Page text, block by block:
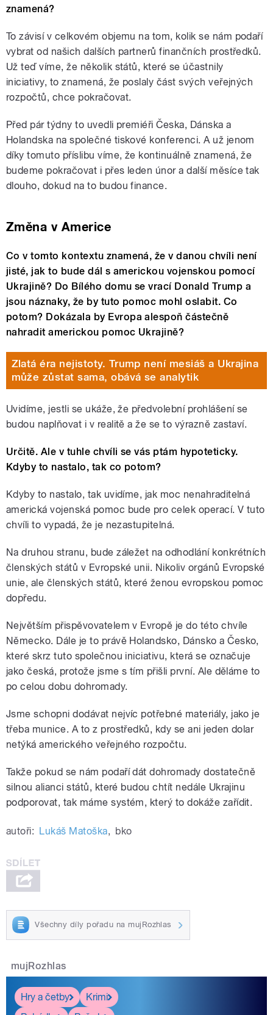
znamená?
To závisí v celkovém objemu na tom, kolik se nám podaří
vybrat od našich dalších partnerů finančních prostředků.
Už teď víme, že několik států, které se účastnily
iniciativy, to znamená, že poslaly část svých veřejných
rozpočtů, chce pokračovat.
Před pár týdny to uvedli premiéři Česka, Dánska a
Holandska na společné tiskové konferenci. A už jenom
díky tomuto příslibu víme, že kontinuálně znamená, že
budeme pokračovat i přes leden únor a další měsíce tak
dlouho, dokud na to budou finance.
Změna v Americe
Co v tomto kontextu znamená, že v danou chvíli není
jisté, jak to bude dál s americkou vojenskou pomocí
Ukrajině? Do Bílého domu se vrací Donald Trump a
jsou náznaky, že by tuto pomoc mohl oslabit. Co
potom? Dokázala by Evropa alespoň částečně
nahradit americkou pomoc Ukrajině?
Zlatá éra nejistoty. Trump není mesiáš a Ukrajina
může zůstat sama, obává se analytik
Uvidíme, jestli se ukáže, že předvolební prohlášení se
budou naplňovat i v realitě a že se to výrazně zastaví.
Určitě. Ale v tuhle chvíli se vás ptám hypoteticky.
Kdyby to nastalo, tak co potom?
Kdyby to nastalo, tak uvidíme, jak moc nenahraditelná
americká vojenská pomoc bude pro celek operací. V tuto
chvíli to vypadá, že je nezastupitelná.
Na druhou stranu, bude záležet na odhodlání konkrétních
členských států v Evropské unii. Nikoliv orgánů Evropské
unie, ale členských států, které ženou evropskou pomoc
dopředu.
Největším přispěvovatelem v Evropě je do této chvíle
Německo. Dále je to právě Holandsko, Dánsko a Česko,
které skrz tuto společnou iniciativu, která se označuje
jako česká, protože jsme s tím přišli první. Ale děláme to
po celou dobu dohromady.
Jsme schopni dodávat nejvíc potřebné materiály, jako je
třeba munice. A to z prostředků, kdy se ani jeden dolar
netýká amerického veřejného rozpočtu.
Takže pokud se nám podaří dát dohromady dostatečně
silnou alianci států, které budou chtít nedále Ukrajinu
podporovat, tak máme systém, který to dokáže zařídit.
autoři: Lukáš Matoška, bko
Všechny díly pořadu na mujRozhlas
mujRozhlas
Hry a četby
Krimi